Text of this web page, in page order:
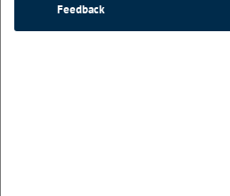
Feedback